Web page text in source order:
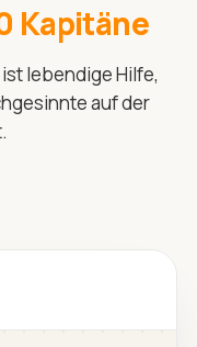
Kapitäne
lebendige Hilfe,
auf der